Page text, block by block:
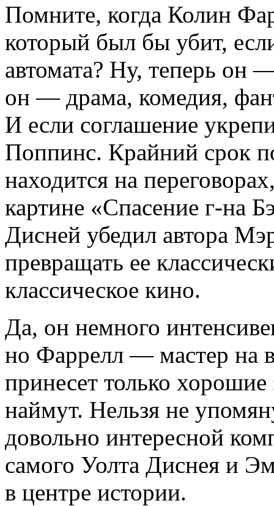
Помните, когда Колин
который был бы убит,
автомата? Ну, теперь он
он — драма, комедия,
И если соглашение
Поппинс. Крайний срок
находится на
картине «Спасение г-на
Дисней убедил автора
превращать ее
классическое кино.
Да, он немного
но Фаррелл — мастер на
принесет только
наймут. Нельзя не
довольно интересной
самого Уолта Диснея и
в центре истории.